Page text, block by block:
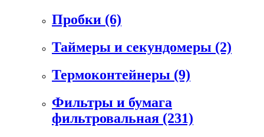
Пробки (6)
Таймеры и секундомеры (2)
Термоконтейнеры (9)
Фильтры и бумага
фильтровальная (231)